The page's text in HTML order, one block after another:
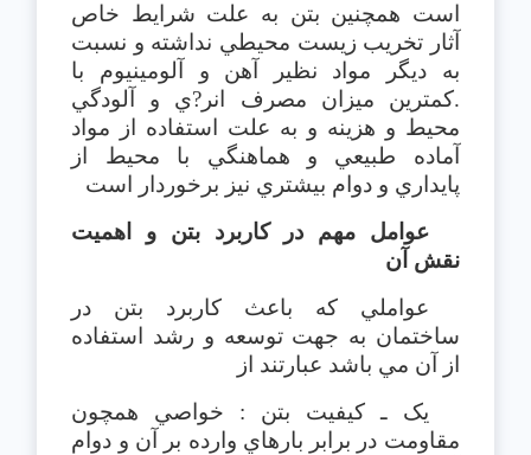
است همچنين بتن به علت شرايط خاص
آثار تخريب زيست محيطي نداشته و نسبت
به ديگر مواد نظير آهن و آلومينيوم با
.كمترين ميزان مصرف انر?ي و آلودگي
محيط و هزينه و به علت استفاده از مواد
آماده طبيعي و هماهنگي با محيط از
پايداري و دوام بيشتري نيز برخوردار است
عوامل مهم در كاربرد بتن و اهميت
نقش آن
عواملي كه باعث كاربرد بتن در
ساختمان به جهت توسعه و رشد استفاده
از آن مي باشد عبارتند از
یک ـ كيفيت بتن : خواصي همچون
مقاومت در برابر بارهاي وارده بر آن و دوام